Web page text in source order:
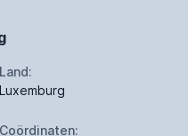
Land:
Luxemburg
Coördinaten: